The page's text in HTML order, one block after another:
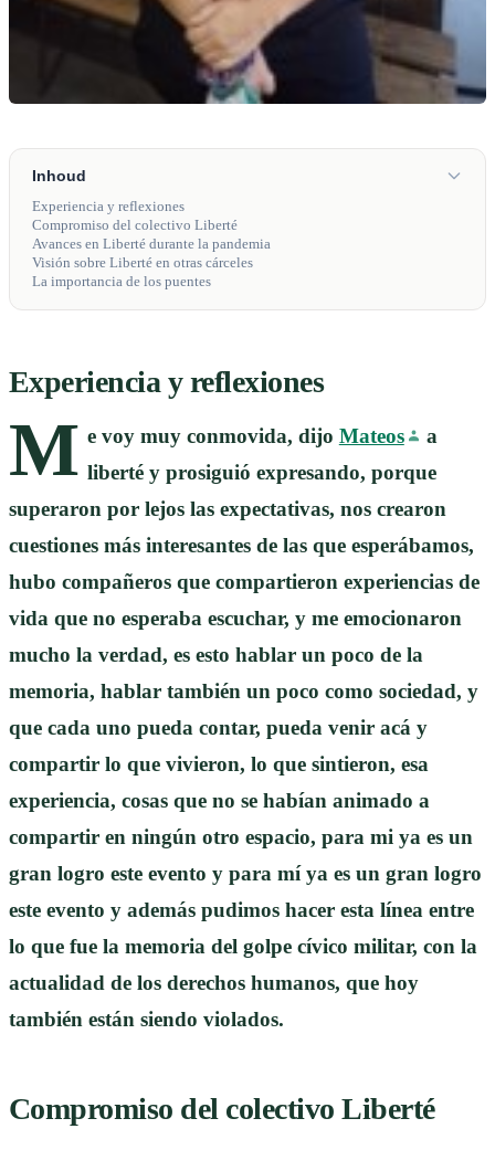
Inhoud
Experiencia y reflexiones
Compromiso del colectivo Liberté
Avances en Liberté durante la pandemia
Visión sobre Liberté en otras cárceles
La importancia de los puentes
Experiencia y reflexiones
M e voy muy conmovida, dijo Mateos
a
liberté y prosiguió expresando, porque
superaron por lejos las expectativas, nos crearon
cuestiones más interesantes de las que esperábamos,
hubo compañeros que compartieron experiencias de
vida que no esperaba escuchar, y me emocionaron
mucho la verdad, es esto hablar un poco de la
memoria, hablar también un poco como sociedad, y
que cada uno pueda contar, pueda venir acá y
compartir lo que vivieron, lo que sintieron, esa
experiencia, cosas que no se habían animado a
compartir en ningún otro espacio, para mi ya es un
gran logro este evento y para mí ya es un gran logro
este evento y además pudimos hacer esta línea entre
lo que fue la memoria del golpe cívico militar, con la
actualidad de los derechos humanos, que hoy
también están siendo violados.
Compromiso del colectivo Liberté